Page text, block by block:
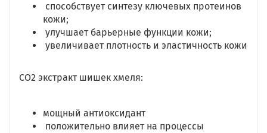
способствует синтезу ключевых протеинов
кожи;
улучшает барьерные функции кожи;
увеличивает плотность и эластичность кожи
СО2 экстракт шишек хмеля:
мощный антиоксидант
положительно влияет на процессы